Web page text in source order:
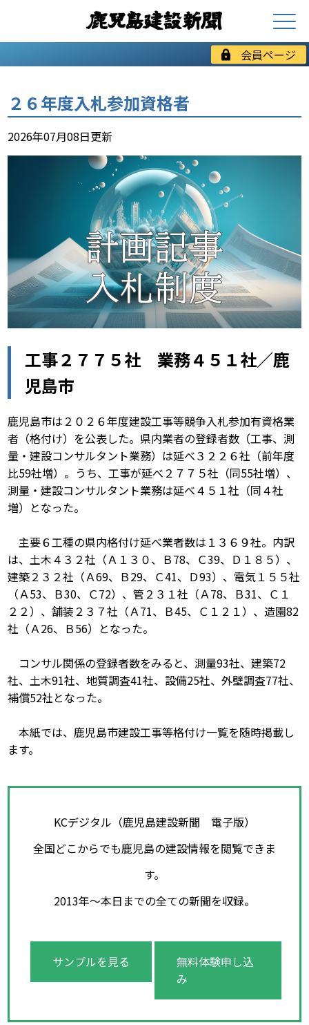
会員ページ
２６年度入札参加資格者
2026年07月08日更新
工事２７７５社 業務４５１社／鹿
児島市
鹿児島市は２０２６年度建設工事等競争入札参加有資格業
者（格付け）を公表した。県内業者の登録者数（工事、測
量・建設コンサルタント業務）は延べ３２２６社（前年度
比59社増）。うち、工事が延べ２７７５社（同55社増）、
測量・建設コンサルタント業務は延べ４５１社（同４社
増）となった。
主要６工種の県内格付け延べ業者数は１３６９社。内訳
は、土木４３２社（Ａ１３０、Ｂ78、Ｃ39、Ｄ１８５）、
建築２３２社（Ａ69、Ｂ29、Ｃ41、Ｄ93）、電気１５５社
（Ａ53、Ｂ30、Ｃ72）、管２３１社（Ａ78、Ｂ31、Ｃ１
２２）、舗装２３７社（Ａ71、Ｂ45、Ｃ１２１）、造園82
社（Ａ26、Ｂ56）となった。
コンサル関係の登録者数をみると、測量93社、建築72
社、土木91社、地質調査41社、設備25社、外壁調査77社、
補償52社となった。
本紙では、鹿児島市建設工事等格付け一覧を随時掲載し
ます。
KCデジタル（鹿児島建設新聞 電子版）
全国どこからでも鹿児島の建設情報を閲覧できま
す。
2013年～本日までの全ての新聞を収録。
サンプルを見る
無料体験申し込
み